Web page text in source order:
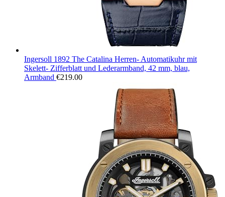
Ingersoll 1892 The Catalina Herren- Automatikuhr mit
Skelett- Zifferblatt und Lederarmband, 42 mm, blau,
Armband €219.00